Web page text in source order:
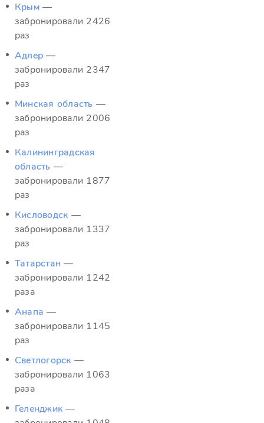
Крым —
забронировали 2426
раз
Адлер —
забронировали 2347
раз
Минская область —
забронировали 2006
раз
Калининградская
область —
забронировали 1877
раз
Кисловодск —
забронировали 1337
раз
Татарстан —
забронировали 1242
раза
Анапа —
забронировали 1145
раз
Светлогорск —
забронировали 1063
раза
Геленджик —